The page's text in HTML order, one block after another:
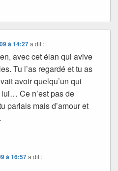
à 14:27 a dit :
avec cet élan qui avive
Tu l’as regardé et tu as
avoir quelqu’un qui
lui… Ce n’est pas de
parlais mais d’amour et
à 16:57a dit :